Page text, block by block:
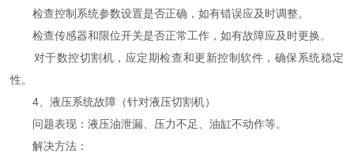
检查控制系统参数设置是否正确，如有错误应及时调整。
检查传感器和限位开关是否正常工作，如有故障应及时更换。
对于数控切割机，应定期检查和更新控制软件，确保系统稳定
性。
4、液压系统故障（针对液压切割机）
问题表现：液压油泄漏、压力不足、油缸不动作等。
解决方法：